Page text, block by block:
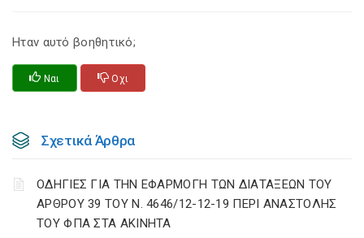
Ηταν αυτό βοηθητικό;
Ναι Οχι
Σχετικά Άρθρα
ΟΔΗΓΙΕΣ ΓΙΑ ΤΗΝ ΕΦΑΡΜΟΓΗ ΤΩΝ ΔΙΑΤΑΞΕΩΝ ΤΟΥ
ΑΡΘΡΟΥ 39 ΤΟΥ Ν. 4646/12-12-19 ΠΕΡΙ ΑΝΑΣΤΟΛΗΣ
ΤΟΥ ΦΠΑ ΣΤΑ ΑΚΙΝΗΤΑ